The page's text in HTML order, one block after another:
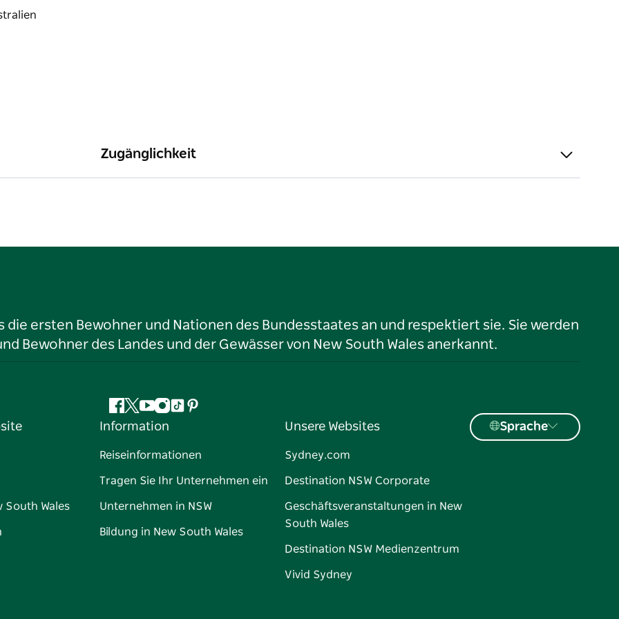
Zugänglichkeit
die ersten Bewohner und Nationen des Bundesstaates an und respektiert sie. Sie werden
Bewohner des Landes und der Gewässer von New South Wales anerkannt.
Facebook
Twitter
YouTube
Instagram
TikTokPinterest
South Wales
Information
Reiseinformationen
Tragen Sie Ihr Unternehmen ein
Unternehmen in NSW
Bildung in New South Wales
Unsere Websites
Sydney.com
Destination NSW Corporate
Geschäftsveranstaltungen in New
South Wales
Destination NSW Medienzentrum
Vivid Sydney
Sprache